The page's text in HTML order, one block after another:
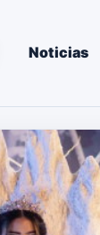
Noticias